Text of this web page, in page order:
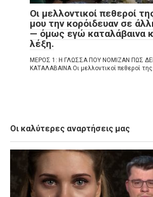
Οι μελλοντικοί πεθεροί
μου την κορόιδευαν σε
— όμως εγώ καταλάβαινα
λέξη.
ΜΕΡΟΣ 1: Η ΓΛΩΣΣΑ ΠΟΥ ΝΟΜΙΖΑΝ ΠΩΣ
ΚΑΤΑΛΑΒΑΙΝΑ Οι μελλοντικοί πεθεροί
Οι καλύτερες αναρτήσεις μας